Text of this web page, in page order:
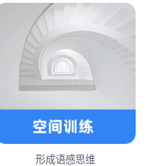
形成语感思维